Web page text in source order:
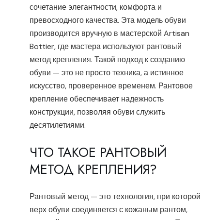
сочетание элегантности, комфорта и
превосходного качества. Эта модель обуви
производится вручную в мастерской Artisan
Bottier, где мастера используют рантовый
метод крепления. Такой подход к созданию
обуви — это не просто техника, а истинное
искусство, проверенное временем. Рантовое
крепление обеспечивает надежность
конструкции, позволяя обуви служить
десятилетиями.
ЧТО ТАКОЕ РАНТОВЫЙ
МЕТОД КРЕПЛЕНИЯ?
Рантовый метод — это технология, при которой
верх обуви соединяется с кожаным рантом,